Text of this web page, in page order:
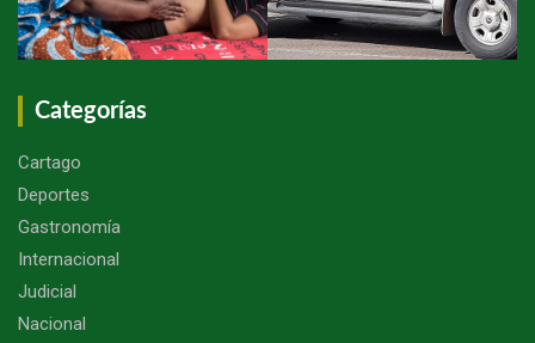
Categorías
Cartago
Deportes
Gastronomía
Internacional
Judicial
Nacional